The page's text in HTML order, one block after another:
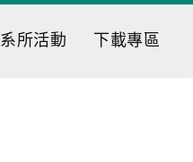
系所活動 下載專區